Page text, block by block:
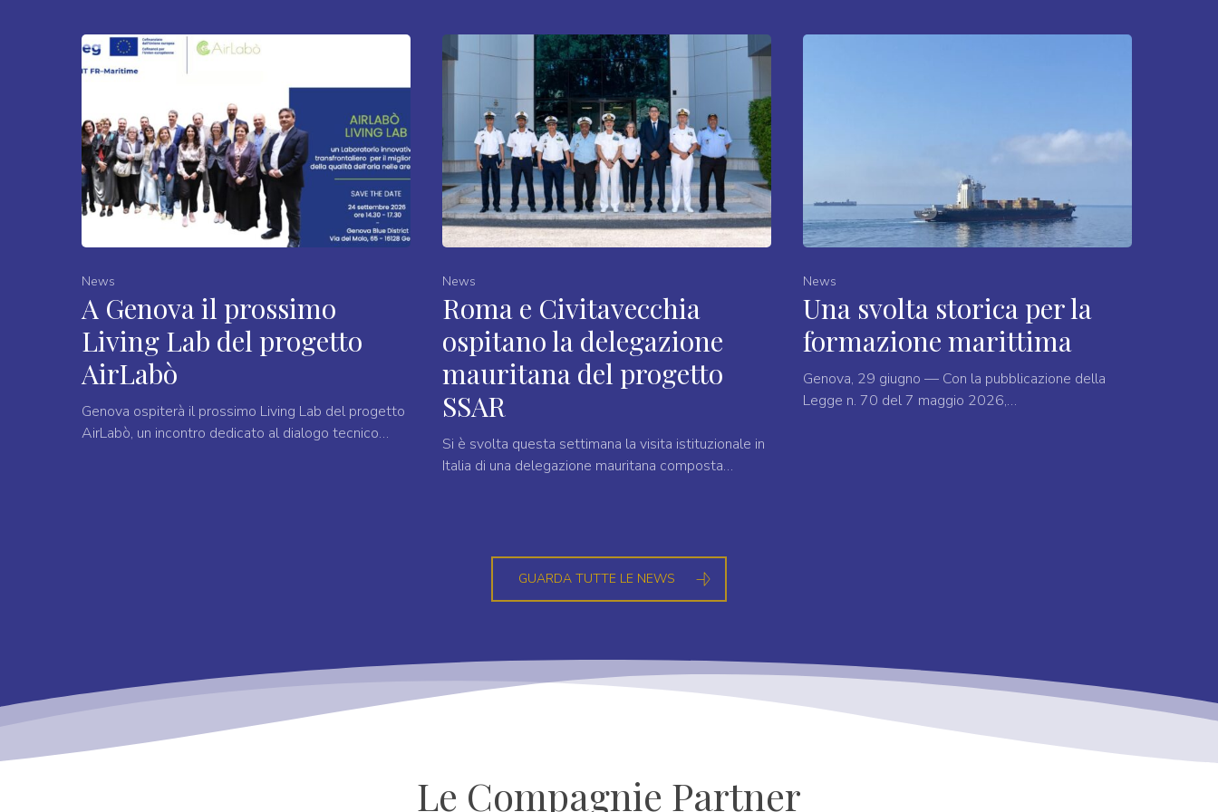
News
A Genova il prossimo
Living Lab del progetto
AirLabò
Genova ospiterà il prossimo Living Lab del progetto
AirLabò, un incontro dedicato al dialogo tecnico…
News
Roma e Civitavecchia
ospitano la delegazione
mauritana del progetto
SSAR
Si è svolta questa settimana la visita istituzionale in
Italia di una delegazione mauritana composta…
News
Una svolta storica per la
formazione marittima
Genova, 29 giugno — Con la pubblicazione della
Legge n. 70 del 7 maggio 2026,…
GUARDA TUTTE LE NEWS
Le Compagnie Partner